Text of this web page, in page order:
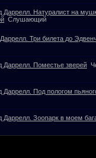
Даррелл. Натуралист на
Слушающий
Три билета до
Даррелл. Поместье зверей
Даррелл. Под пологом
Даррелл. Зоопарк в моем